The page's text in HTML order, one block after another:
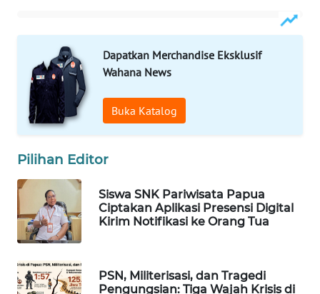
Dapatkan Merchandise Eksklusif
Wahana News
Buka Katalog
Pilihan Editor
Siswa SNK Pariwisata Papua
Ciptakan Aplikasi Presensi Digital
Kirim Notifikasi ke Orang Tua
PSN, Militerisasi, dan Tragedi
Pengungsian: Tiga Wajah Krisis di
PERSONA
WAHANA
OTOMOTIF
WAHANA
HEALTH
WAHANA
DESA
WISATA
WAHANA